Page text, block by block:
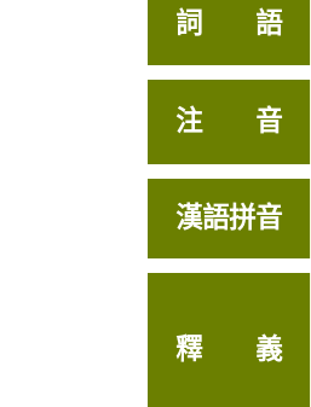
詞 語
注 音
漢語拼音
釋 義